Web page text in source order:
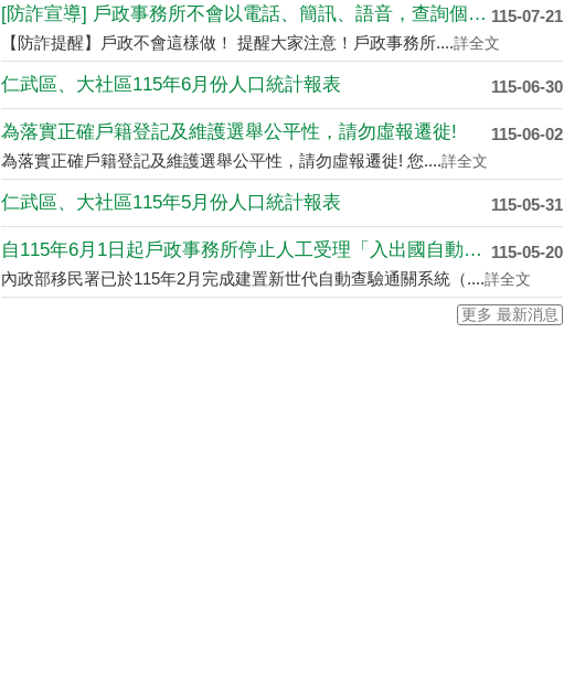
115-07-21
[防詐宣導] 戶政事務所不會以電話、簡訊、語音，查詢個人資料....
【防詐提醒】戶政不會這樣做！ 提醒大家注意！戶政事務所....詳全文
115-06-30
仁武區、大社區115年6月份人口統計報表
115-06-02
為落實正確戶籍登記及維護選舉公平性，請勿虛報遷徙!
為落實正確戶籍登記及維護選舉公平性，請勿虛報遷徙! 您....詳全文
115-05-31
仁武區、大社區115年5月份人口統計報表
115-05-20
自115年6月1日起戶政事務所停止人工受理「入出國自動查驗通....
內政部移民署已於115年2月完成建置新世代自動查驗通關系統（....詳全文
更多 最新消息